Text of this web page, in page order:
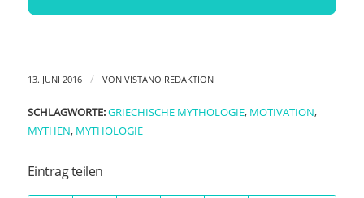
13. JUNI 2016 / VON VISTANO REDAKTION
SCHLAGWORTE: GRIECHISCHE MYTHOLOGIE, MOTIVATION,
MYTHEN, MYTHOLOGIE
Eintrag teilen